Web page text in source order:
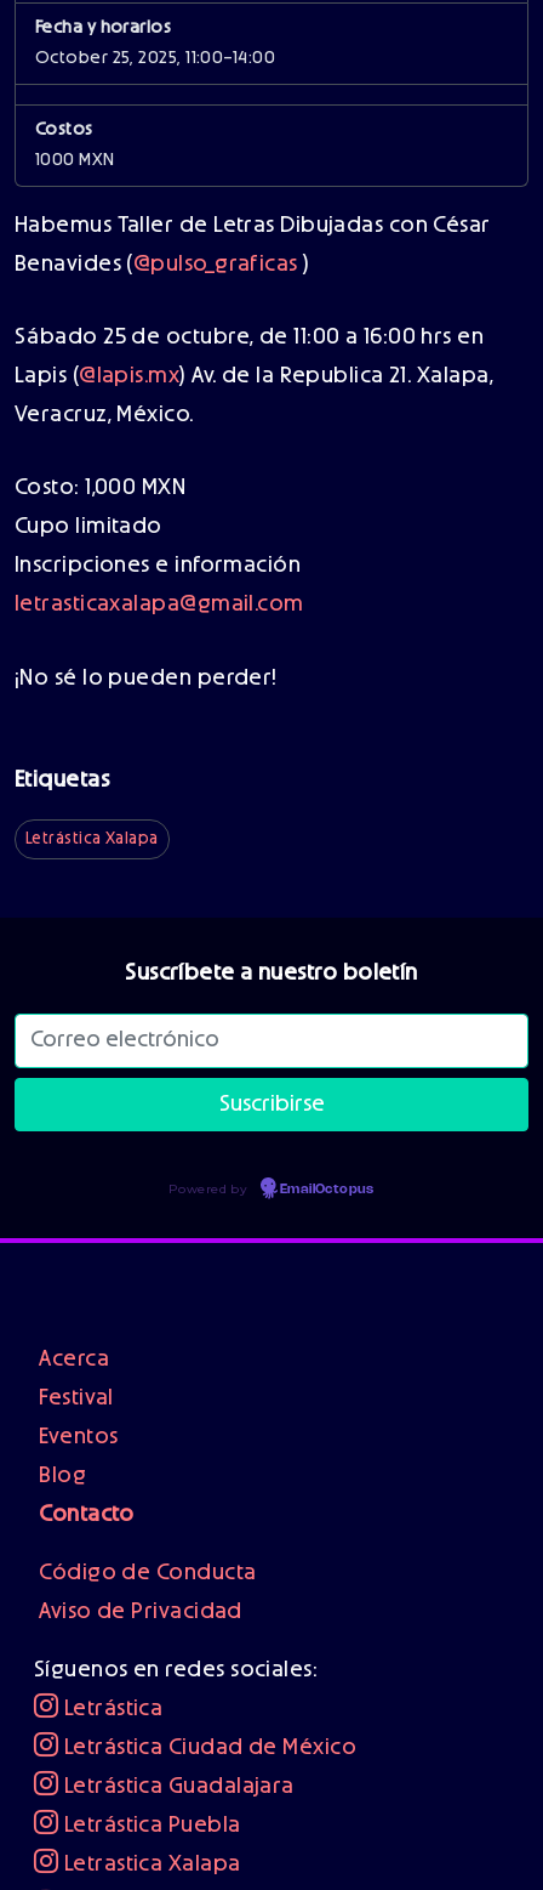
Fecha y horarios
October 25, 2025, 11:00–14:00
Costos
1000 MXN
Habemus Taller de Letras Dibujadas con César
Benavides (@pulso_graficas )
Sábado 25 de octubre, de 11:00 a 16:00 hrs en
Lapis (@lapis.mx) Av. de la Republica 21. Xalapa,
Veracruz, México.
Costo: 1,000 MXN
Cupo limitado
Inscripciones e información
letrasticaxalapa@gmail.com
¡No sé lo pueden perder!
Etiquetas
Letrástica Xalapa
Suscríbete a nuestro boletín
Powered by EmailOctopus
Acerca
Festival
Eventos
Blog
Contacto
Código de Conducta
Aviso de Privacidad
Síguenos en redes sociales:
Letrástica
Letrástica Ciudad de México
Letrástica Guadalajara
Letrástica Puebla
Letrastica Xalapa